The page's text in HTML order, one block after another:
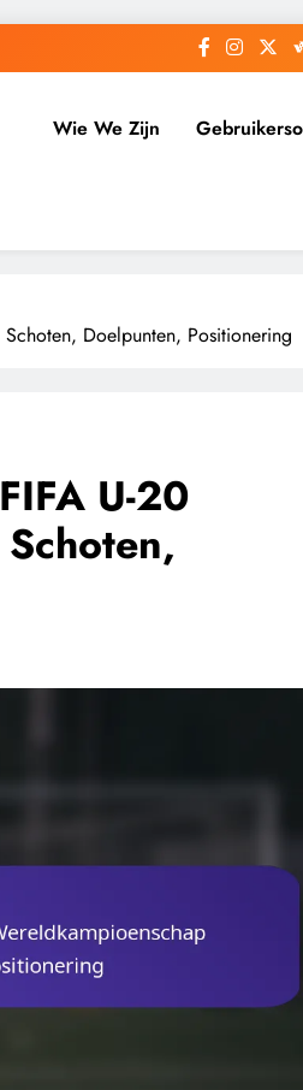
Wie We Zijn
Doelpunten, Positionering
U-20